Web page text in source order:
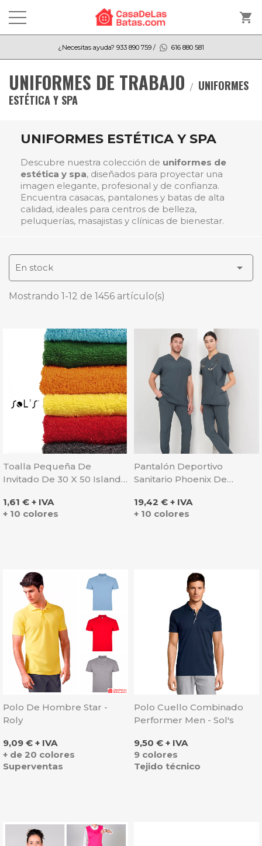
shopping_cart
¿Necesitas ayuda? 933 890 759 / 616 880 581
UNIFORMES DE TRABAJO
UNIFORMES
ESTÉTICA Y SPA
UNIFORMES ESTÉTICA Y SPA
Descubre nuestra colección de uniformes de
estética y spa, diseñados para proyectar una
imagen elegante, profesional y de confianza.
Encuentra casacas, pantalones y batas de alta
calidad, ideales para centros de belleza,
peluquerías, masajistas y clínicas de bienestar.
En stock 
Mostrando 1-12 de 1456 artículo(s)
Toalla Pequeña De
Invitado De 30 X 50 Island -
Precio
1,61 € + IVA
+ 10 colores
Pantalón Deportivo
Sanitario Phoenix De
Precio
19,42 € + IVA
+ 10 colores
Polo De Hombre Star -
Roly
Precio
9,09 € + IVA
+ de 20 colores
Superventas
Polo Cuello Combinado
Performer Men - Sol's
Precio
9,50 € + IVA
9 colores
Tejido técnico